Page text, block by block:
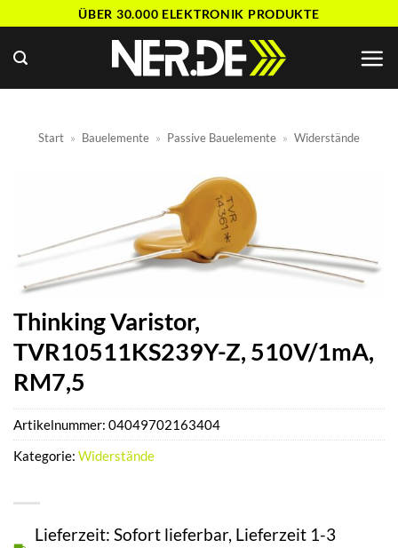
springen
ÜBER 30.000 ELEKTRONIK PRODUKTE
Start » Bauelemente » Passive Bauelemente » Widerstände
Thinking Varistor,
TVR10511KS239Y-Z, 510V/1mA,
RM7,5
Lieferzeit: Sofort lieferbar, Lieferzeit 1-3
Artikelnummer: 04049702163404
Kategorie: Widerstände